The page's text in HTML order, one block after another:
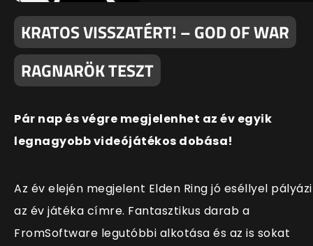
KRATOS VISSZATÉRT! – GOD OF WAR
RAGNARÖK TESZT
Pár nap és végre megjelenhet az év egyik
legnagyobb videójátékos dobása!
Az év elején megjelent Elden Ring jó eséllyel
az év játéka címre. Fantasztikus darab a
FromSoftware legutóbbi alkotása és az is sokat